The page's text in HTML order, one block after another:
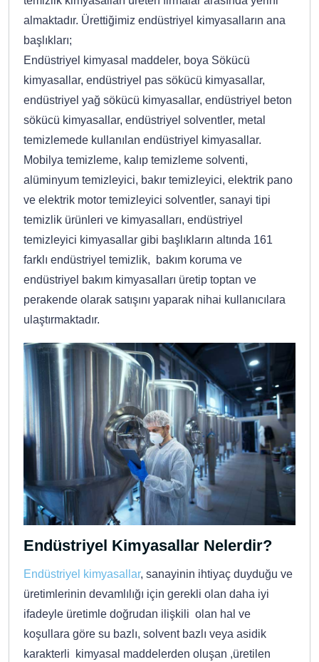
almaktadır. Ürettiğimiz endüstriyel kimyasalların ana
başlıkları;
Endüstriyel kimyasal maddeler, boya Sökücü
kimyasallar, endüstriyel pas sökücü kimyasallar,
endüstriyel yağ sökücü kimyasallar, endüstriyel beton
sökücü kimyasallar, endüstriyel solventler, metal
temizlemede kullanılan endüstriyel kimyasallar.
Mobilya temizleme, kalıp temizleme solventi,
alüminyum temizleyici, bakır temizleyici, elektrik pano
ve elektrik motor temizleyici solventler, sanayi tipi
temizlik ürünleri ve kimyasalları, endüstriyel
temizleyici kimyasallar gibi başlıkların altında 161
farklı endüstriyel temizlik, bakım koruma ve
endüstriyel bakım kimyasalları üretip toptan ve
perakende olarak satışını yaparak nihai kullanıcılara
ulaştırmaktadır.
Endüstriyel Kimyasallar Nelerdir?
Endüstriyel kimyasallar, sanayinin ihtiyaç duyduğu ve
üretimlerinin devamlılığı için gerekli olan daha iyi
ifadeyle üretimle doğrudan ilişkili olan hal ve
koşullara göre su bazlı, solvent bazlı veya asidik
karakterli kimyasal maddelerden oluşan ,üretilen